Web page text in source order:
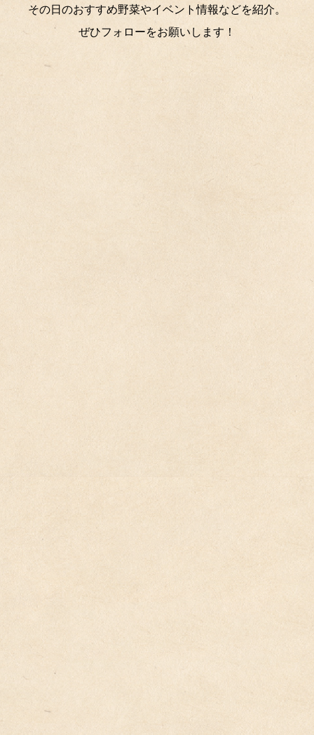
その日のおすすめ野菜やイベント情報などを紹介。
ぜひフォローをお願いします！